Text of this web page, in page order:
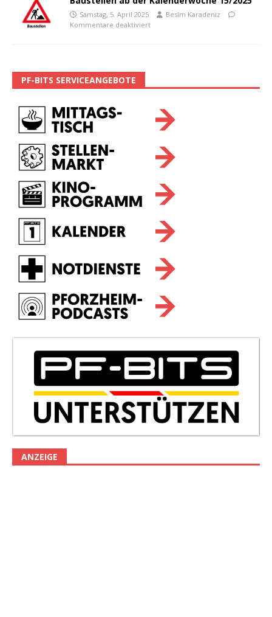
Samstag, 5. April 2025
Besim Karadeniz
Kommentare deaktiviert
PF-BITS SERVICEANGEBOTE
ANZEIGE